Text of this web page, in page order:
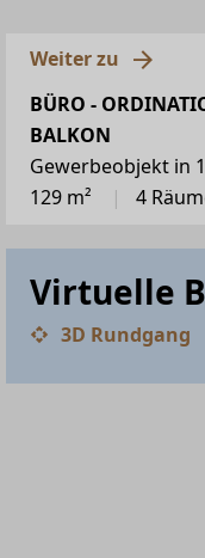
Weiter zu
BÜRO -
BALKON
Gewerbeobjekt in
129 m²
4
Virtuelle
3D Rundgang